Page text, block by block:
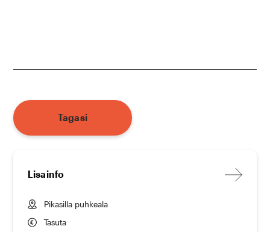
Lisainfo
Pikasilla puhkeala
Tasuta
Tagasi